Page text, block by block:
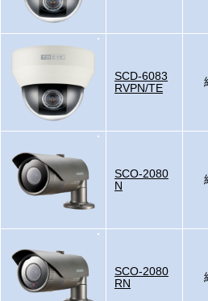
SCD-6083
RVPN/TE
SCO-2080
N
SCO-2080
RN